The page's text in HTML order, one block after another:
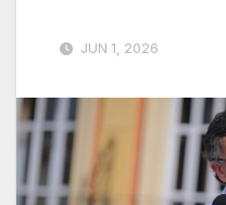
JUN 1, 2026